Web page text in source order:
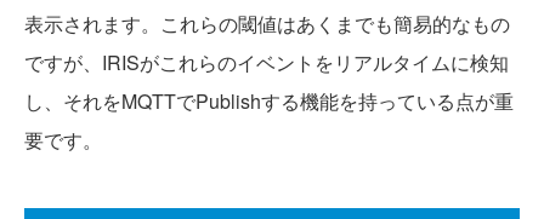
表示されます。これらの閾値はあくまでも簡易的なもの
ですが、IRISがこれらのイベントをリアルタイムに検知
し、それをMQTTでPublishする機能を持っている点が重
要です。